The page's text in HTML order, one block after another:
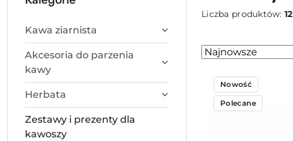
Kawa ziarnista
Akcesoria do parzenia
kawy
Herbata
Zestawy i prezenty dla
kawoszy
Liczba produktów:12
Zastosowano
Najnowsze.
Sortuj
Nowość
Polecane